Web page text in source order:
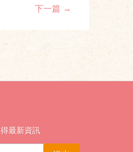
下一篇 →
最新資訊